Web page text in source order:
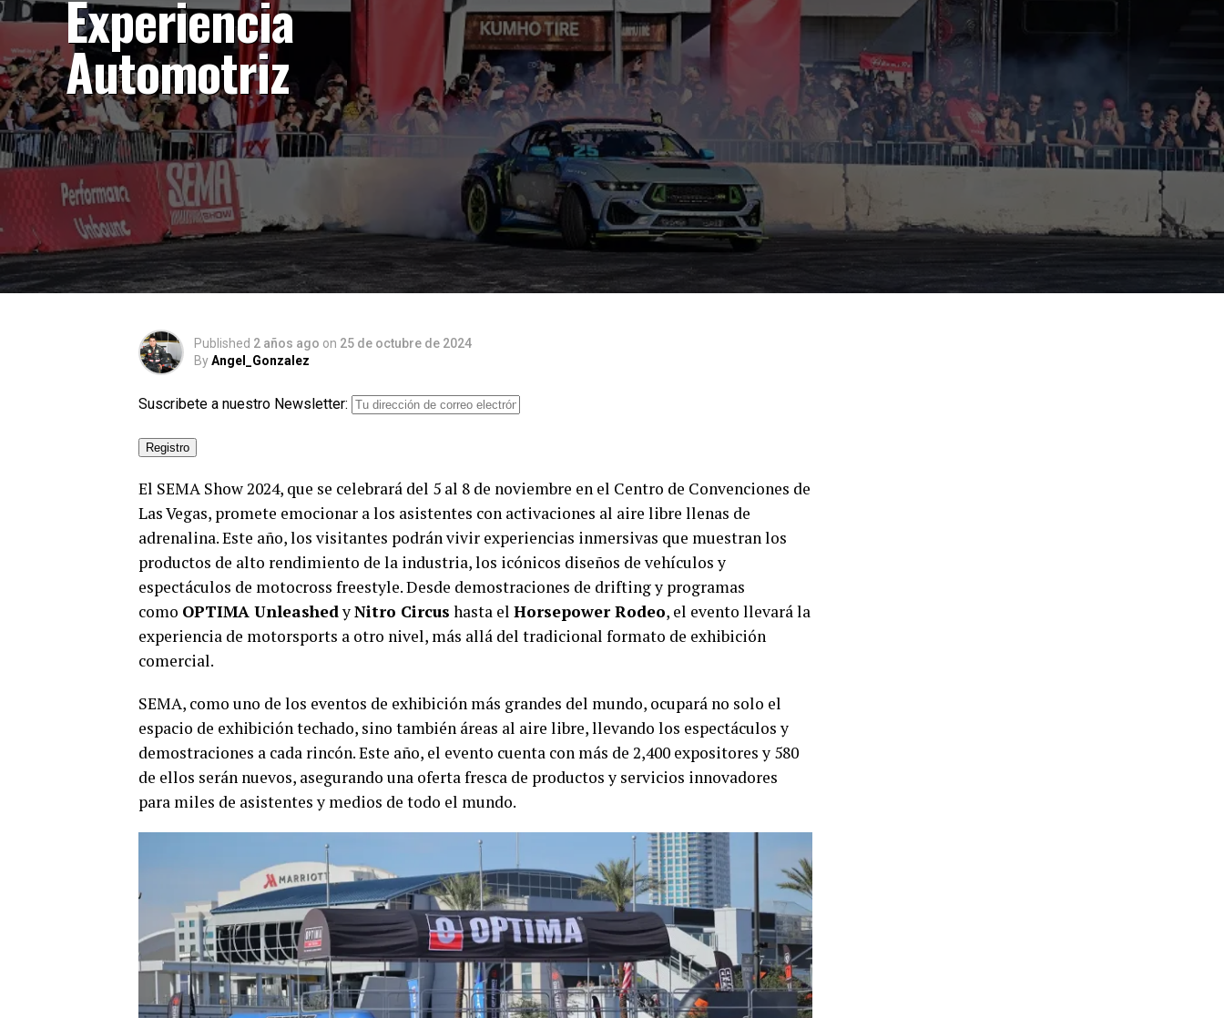
Experiencia
Automotriz
Published 2 años ago on 25 de octubre de 2024
ByAngel_Gonzalez
Suscribete a nuestro Newsletter:
El SEMA Show 2024, que se celebrará del 5 al 8 de noviembre en el Centro de Convenciones de
Las Vegas, promete emocionar a los asistentes con activaciones al aire libre llenas de
adrenalina. Este año, los visitantes podrán vivir experiencias inmersivas que muestran los
productos de alto rendimiento de la industria, los icónicos diseños de vehículos y
espectáculos de motocross freestyle. Desde demostraciones de drifting y programas
como OPTIMA UnleashedyNitro Circus hasta el Horsepower Rodeo, el evento llevará la
experiencia de motorsports a otro nivel, más allá del tradicional formato de exhibición
comercial.
SEMA, como uno de los eventos de exhibición más grandes del mundo, ocupará no solo el
espacio de exhibición techado, sino también áreas al aire libre, llevando los espectáculos y
demostraciones a cada rincón. Este año, el evento cuenta con más de 2,400 expositores y 580
de ellos serán nuevos, asegurando una oferta fresca de productos y servicios innovadores
para miles de asistentes y medios de todo el mundo.